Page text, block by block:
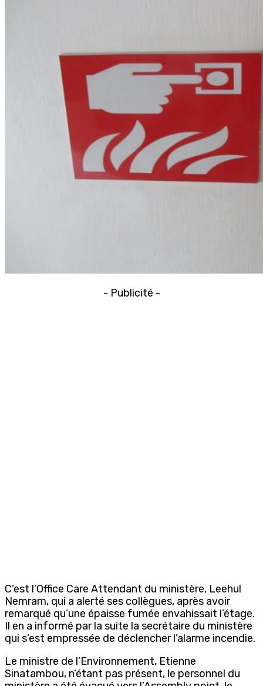
- Publicité -
C’est l’Office Care Attendant du ministère, Leehul
Nemram, qui a alerté ses collègues, après avoir
remarqué qu’une épaisse fumée envahissait l’étage.
Il en a informé par la suite la secrétaire du ministère
qui s’est empressée de déclencher l’alarme incendie.
Le ministre de l’Environnement, Etienne
Sinatambou, n’étant pas présent, le personnel du